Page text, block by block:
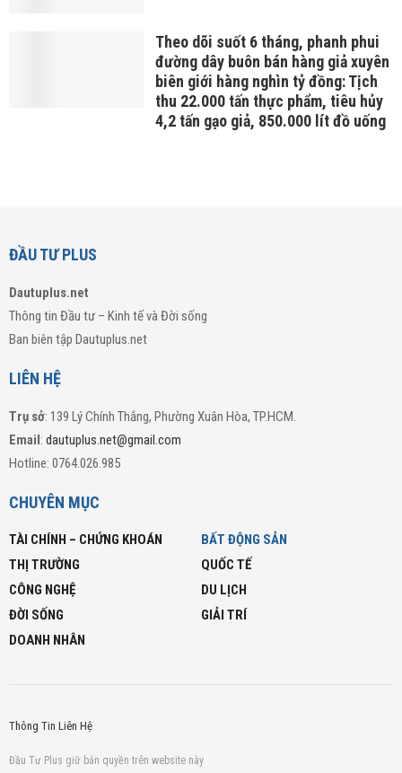
Theo dõi suốt 6 tháng, phanh phui
đường dây buôn bán hàng giả xuyên
biên giới hàng nghìn tỷ đồng: Tịch
thu 22.000 tấn thực phẩm, tiêu hủy
4,2 tấn gạo giả, 850.000 lít đồ uống
ĐẦU TƯ PLUS
Dautuplus.net
Thông tin Đầu tư – Kinh tế và Đời sống
Ban biên tập Dautuplus.net
LIÊN HỆ
Trụ sở: 139 Lý Chính Thắng, Phường Xuân Hòa, TP.HCM.
Email: dautuplus.net@gmail.com
Hotline: 0764.026.985
CHUYÊN MỤC
TÀI CHÍNH – CHỨNG KHOÁN
BẤT ĐỘNG SẢN
THỊ TRƯỜNG
QUỐC TẾ
CÔNG NGHỆ
DU LỊCH
ĐỜI SỐNG
GIẢI TRÍ
DOANH NHÂN
Thông Tin Liên Hệ
Đầu Tư Plus giữ bản quyền trên website này